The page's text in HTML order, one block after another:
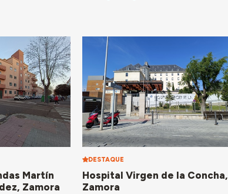
Martín
Zamora
DESTAQUE
Hospital Virgen de la Concha,
Zamora